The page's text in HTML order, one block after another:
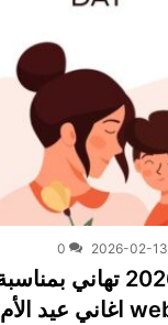
2026-02-13
0
رسائل عيد الام 2026